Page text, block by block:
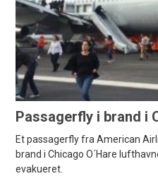
Passagerfly i brand i
Et passagerfly fra American
brand i Chicago O´Hare
evakueret.